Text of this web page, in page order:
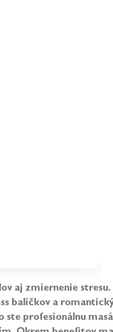
aj zmiernenie
balíčkov a
ste profesionálnu